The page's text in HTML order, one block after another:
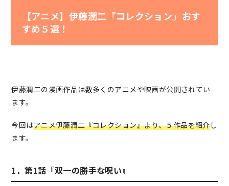
【アニメ】伊藤潤二『コレクション』おす
すめ５選！
伊藤潤二の漫画作品は数多くのアニメや映画が公開されてい
ます。
今回はアニメ伊藤潤二『コレクション』より、５作品を紹介し
ます。
1．第1話『双一の勝手な呪い』